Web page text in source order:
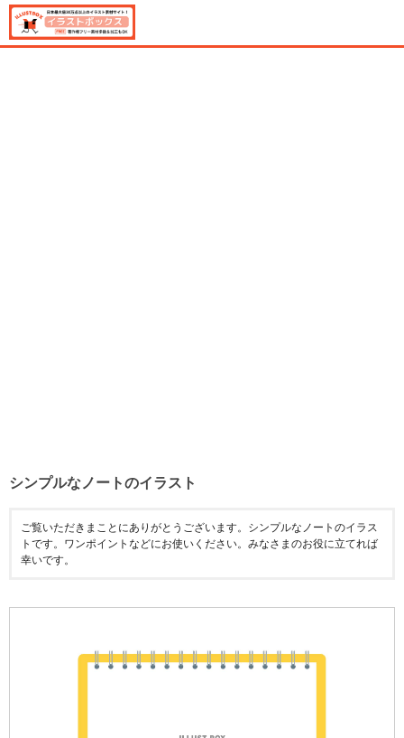
シンプルなノートのイラスト
ご覧いただきまことにありがとうございます。シンプルなノートのイラス
トです。ワンポイントなどにお使いください。みなさまのお役に立てれば
幸いです。